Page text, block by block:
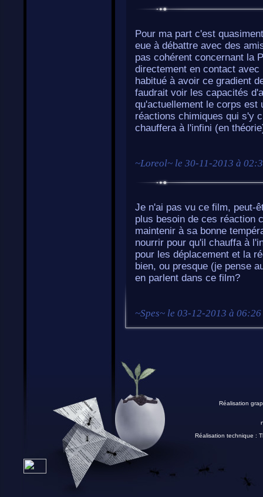
Pour ma part c'est
eue à débattre avec des
pas cohérent concernant la
directement en contact
habitué à avoir ce gradient
faudrait voir les capacités
qu'actuellement le corps est
réactions chimiques qui s'y
chauffera à l'infini (en
~Loreol~ le 30-11-2013 à
Je n'ai pas vu ce film, peut-
plus besoin de ces réaction
maintenir à sa bonne
nourrir pour qu'il chauffa à
pour les déplacement et la
bien, ou presque (je pense
en parlent dans ce film?
~Spes~ le 03-12-2013 à 06:26
Réalisation
Réalisation technique :